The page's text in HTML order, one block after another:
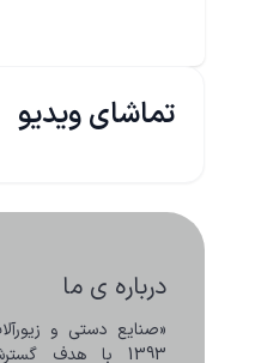
تماشای ویدیو
درباره ی ما